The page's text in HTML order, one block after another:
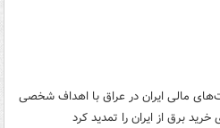
مالی ایران در عراق با اهداف شخصی
برق از ایران را تمدید کرد